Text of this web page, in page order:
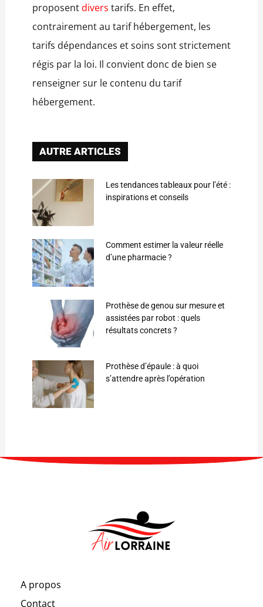
proposentdivers tarifs. En effet,
contrairement au tarif hébergement, les
tarifs dépendances et soins sont strictement
régis par la loi. Il convient donc de bien se
renseigner sur le contenu du tarif
hébergement.
AUTRE ARTICLES
Les tendances tableaux pour l’été :
inspirations et conseils
Comment estimer la valeur réelle
d’une pharmacie ?
Prothèse de genou sur mesure et
assistées par robot : quels
résultats concrets ?
Prothèse d’épaule : à quoi
s’attendre après l’opération
A propos
Contact